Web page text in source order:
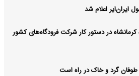
ایران‌ایر اعلام شد
در دستور کار شرکت فرودگاه‌های کشور
طوفان گرد و خاک در راه است